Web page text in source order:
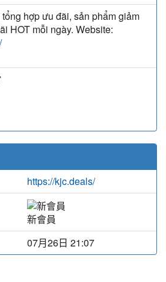
hợp ưu đãi, sản phẩm giảm
HOT mỗi ngày. Website:
https://kjc.deals/
新會員
07月26日 21:07